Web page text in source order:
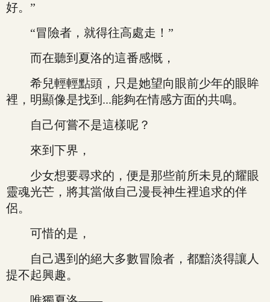
好。”
“冒險者，就得往高處走！”
而在聽到夏洛的這番感慨，
希兒輕輕點頭，只是她望向眼前少年的眼眸
裡，明顯像是找到...能夠在情感方面的共鳴。
自己何嘗不是這樣呢？
來到下界，
少女想要尋求的，便是那些前所未見的耀眼
靈魂光芒，將其當做自己漫長神生裡追求的伴
侶。
可惜的是，
自己遇到的絕大多數冒險者，都黯淡得讓人
提不起興趣。